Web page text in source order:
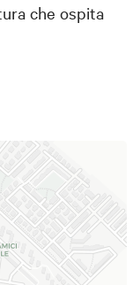
che ospita